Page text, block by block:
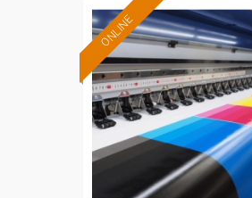
ONLINE
Formación 100%
subvencionada.
Para desempleados,
trabajadores y autónomos.
Sector
-Información, Comunicación
y Artes Gráficas.